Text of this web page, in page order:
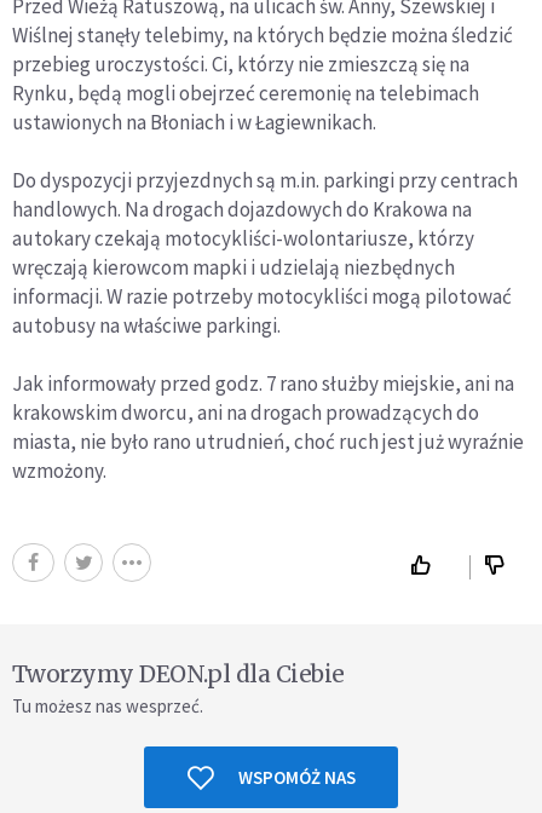
Przed Wieżą Ratuszową, na ulicach św. Anny, Szewskiej i
Wiślnej stanęły telebimy, na których będzie można śledzić
przebieg uroczystości. Ci, którzy nie zmieszczą się na
Rynku, będą mogli obejrzeć ceremonię na telebimach
ustawionych na Błoniach i w Łagiewnikach.
Do dyspozycji przyjezdnych są m.in. parkingi przy centrach
handlowych. Na drogach dojazdowych do Krakowa na
autokary czekają motocykliści-wolontariusze, którzy
wręczają kierowcom mapki i udzielają niezbędnych
informacji. W razie potrzeby motocykliści mogą pilotować
autobusy na właściwe parkingi.
Jak informowały przed godz. 7 rano służby miejskie, ani na
krakowskim dworcu, ani na drogach prowadzących do
miasta, nie było rano utrudnień, choć ruch jest już wyraźnie
wzmożony.
Tworzymy DEON.pl dla Ciebie
Tu możesz nas wesprzeć.
WSPOMÓŻ NAS